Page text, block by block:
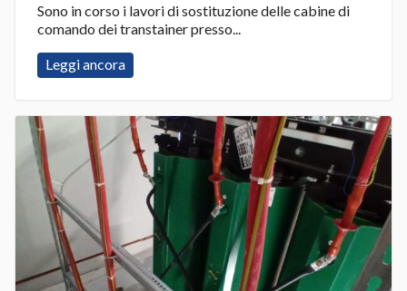
Sono in corso i lavori di sostituzione delle cabine di
comando dei transtainer presso...
Leggi ancora